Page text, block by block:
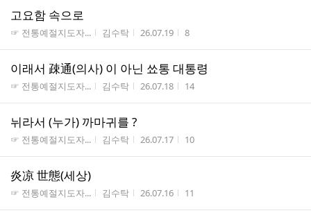
고요함 속으로
게시판명
☞ 전통예절지도자... 작성자
김수탁 작성시간
26.07.19 조회수
8
이래서 疎通(의사) 이 아닌 쑈통 대통령
게시판명
☞ 전통예절지도자... 작성자
김수탁 작성시간
26.07.18 조회수
14
뉘라서 (누가) 까마귀를 ?
게시판명
☞ 전통예절지도자... 작성자
김수탁 작성시간
26.07.17 조회수
10
炎凉 世態(세상)
게시판명
☞ 전통예절지도자... 작성자
김수탁 작성시간
26.07.16 조회수
11